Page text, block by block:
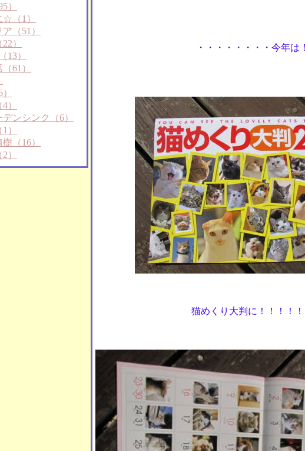
）
（1）
（51）
）
13）
61）
）
ンシンク（6）
）
（16）
）
・・・・・・・・今年は
猫めくり大判に！！！！